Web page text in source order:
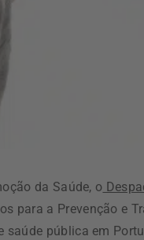
da Saúde, o
para a Prevenção e
pública em